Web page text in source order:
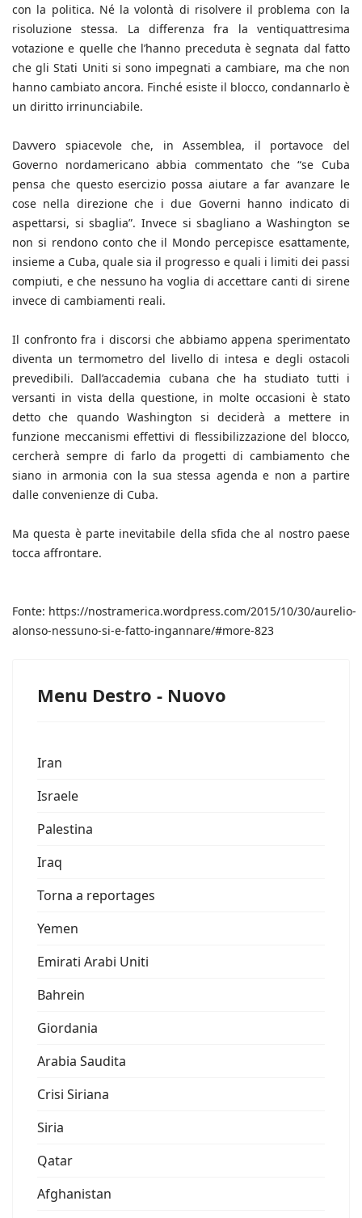
con la politica. Né la volontà di risolvere il problema con la
risoluzione stessa. La differenza fra la ventiquattresima
votazione e quelle che l’hanno preceduta è segnata dal fatto
che gli Stati Uniti si sono impegnati a cambiare, ma che non
hanno cambiato ancora. Finché esiste il blocco, condannarlo è
un diritto irrinunciabile.
Davvero spiacevole che, in Assemblea, il portavoce del
Governo nordamericano abbia commentato che “se Cuba
pensa che questo esercizio possa aiutare a far avanzare le
cose nella direzione che i due Governi hanno indicato di
aspettarsi, si sbaglia”. Invece si sbagliano a Washington se
non si rendono conto che il Mondo percepisce esattamente,
insieme a Cuba, quale sia il progresso e quali i limiti dei passi
compiuti, e che nessuno ha voglia di accettare canti di sirene
invece di cambiamenti reali.
Il confronto fra i discorsi che abbiamo appena sperimentato
diventa un termometro del livello di intesa e degli ostacoli
prevedibili. Dall’accademia cubana che ha studiato tutti i
versanti in vista della questione, in molte occasioni è stato
detto che quando Washington si deciderà a mettere in
funzione meccanismi effettivi di flessibilizzazione del blocco,
cercherà sempre di farlo da progetti di cambiamento che
siano in armonia con la sua stessa agenda e non a partire
dalle convenienze di Cuba.
Ma questa è parte inevitabile della sfida che al nostro paese
tocca affrontare.
Fonte: https://nostramerica.wordpress.com/2015/10/30/aurelio-
alonso-nessuno-si-e-fatto-ingannare/#more-823
Menu Destro - Nuovo
Iran
Israele
Palestina
Iraq
Torna a reportages
Yemen
Emirati Arabi Uniti
Bahrein
Giordania
Arabia Saudita
Crisi Siriana
Siria
Qatar
Afghanistan